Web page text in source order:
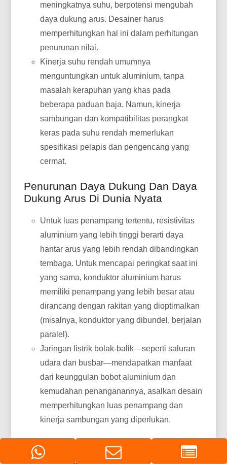
meningkatnya suhu, berpotensi mengubah
daya dukung arus. Desainer harus
memperhitungkan hal ini dalam perhitungan
penurunan nilai.
Kinerja suhu rendah umumnya
menguntungkan untuk aluminium, tanpa
masalah kerapuhan yang khas pada
beberapa paduan baja. Namun, kinerja
sambungan dan kompatibilitas perangkat
keras pada suhu rendah memerlukan
spesifikasi pelapis dan pengencang yang
cermat.
Penurunan Daya Dukung Dan Daya
Dukung Arus Di Dunia Nyata
Untuk luas penampang tertentu, resistivitas
aluminium yang lebih tinggi berarti daya
hantar arus yang lebih rendah dibandingkan
tembaga. Untuk mencapai peringkat saat ini
yang sama, konduktor aluminium harus
memiliki penampang yang lebih besar atau
dirancang dengan rakitan yang dioptimalkan
(misalnya, konduktor yang dibundel, berjalan
paralel).
Jaringan listrik bolak-balik—seperti saluran
udara dan busbar—mendapatkan manfaat
dari keunggulan bobot aluminium dan
kemudahan penanganannya, asalkan desain
memperhitungkan luas penampang dan
kinerja sambungan yang diperlukan.
KINERJA KOMPARATIF DAN